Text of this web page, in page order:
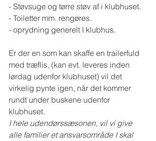
- Støvsuge og tørre støv af i klubhuset.
- Toiletter mm. rengøres.
- oprydning generelt I klubhus.
Er der en som kan skaffe en trailerfuld
med træflis, (kan evt. leveres inden
lørdag udenfor klubhuset) vil det
virkelig pynte igen, når det kommer
rundt under buskene udenfor
klubhuset.
I hele udendørssæsonen, vil vi give
alle familier et ansvarsområde I skal